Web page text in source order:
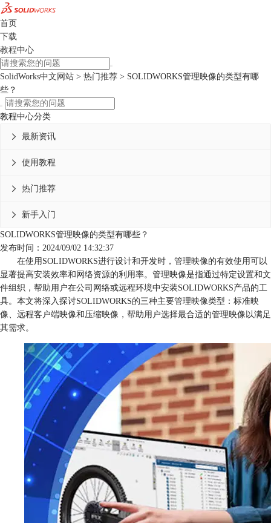
首页
下载
教程中心
SolidWorks中文网站 > 热门推荐 > SOLIDWORKS管理映像的类型有哪
些？
教程中心分类
最新资讯

使用教程

热门推荐

新手入门

SOLIDWORKS管理映像的类型有哪些？
发布时间：2024/09/02 14:32:37
在使用SOLIDWORKS进行设计和开发时，管理映像的有效使用可以
显著提高安装效率和网络资源的利用率。管理映像是指通过特定设置和文
件组织，帮助用户在公司网络或远程环境中安装SOLIDWORKS产品的工
具。本文将深入探讨SOLIDWORKS的三种主要管理映像类型：标准映
像、远程客户端映像和压缩映像，帮助用户选择最合适的管理映像以满足
其需求。